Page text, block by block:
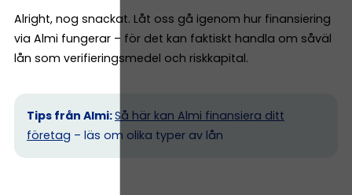
Alright, nog snackat. Låt oss gå igenom hur finansiering
via Almi fungerar – för det kan faktiskt handla om såväl
lån som verifieringsmedel och riskkapital.
Tips från Almi:Så här kan Almi finansiera ditt
företag – läs om olika typer av lån